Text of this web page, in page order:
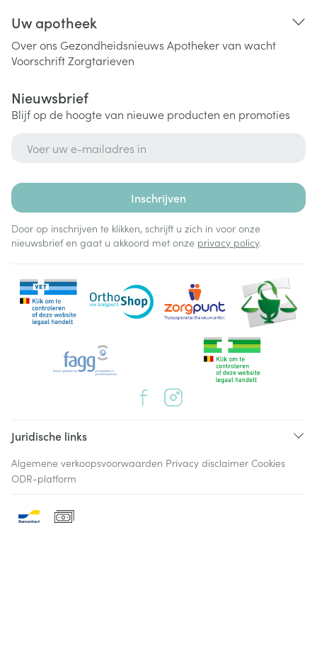
Uw apotheek
Over ons Gezondheidsnieuws Apotheker van wacht
VoorschriftZorgtarieven
Nieuwsbrief
Blijf op de hoogte van nieuwe producten en promoties
Inschrijven
Door op inschrijven te klikken, schrijft u zich in voor onze
nieuwsbrief en gaat u akkoord met onze privacy policy.
Juridische links
Algemene verkoopsvoorwaarden Privacy disclaimer Cookies
ODR-platform